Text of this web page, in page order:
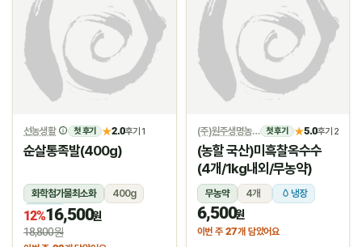
선농생활 첫 후기 ★2.0후기 1
순살통족발(400g)
화학첨가물최소화
400g
냉장
12%16,500원
18,800원
(주)원주생명농업 첫 후기 ★5.0후기 2
(농할 국산)미흑찰옥수수
(4개/1kg내외/무농약)
무농약 4개 냉장
6,500원
이번 주 27개 담았어요